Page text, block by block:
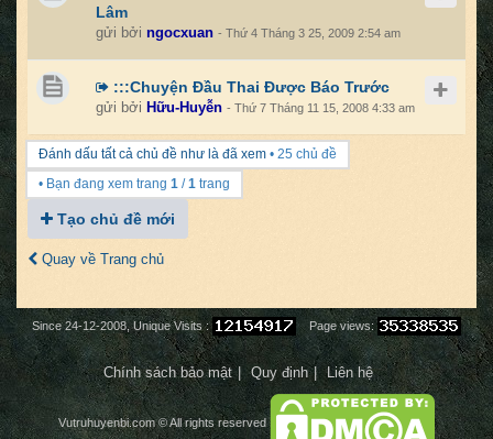
Lâm
gửi bởi ngocxuan - Thứ 4 Tháng 3 25, 2009 2:54 am
:::Chuyện Đầu Thai Được Báo Trước
gửi bởi Hữu-Huyễn - Thứ 7 Tháng 11 15, 2008 4:33 am
Đánh dấu tất cả chủ đề như là đã xem • 25 chủ đề
• Bạn đang xem trang 1 /1 trang
Tạo chủ đề mới
Quay về Trang chủ
Since 24-12-2008, Unique Visits : Page views:
Chính sách bảo mật Quy định Liên hệ
Vutruhuyenbi.com© All rights reserved